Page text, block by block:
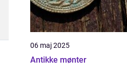
06 maj 2025
Antikke mønter